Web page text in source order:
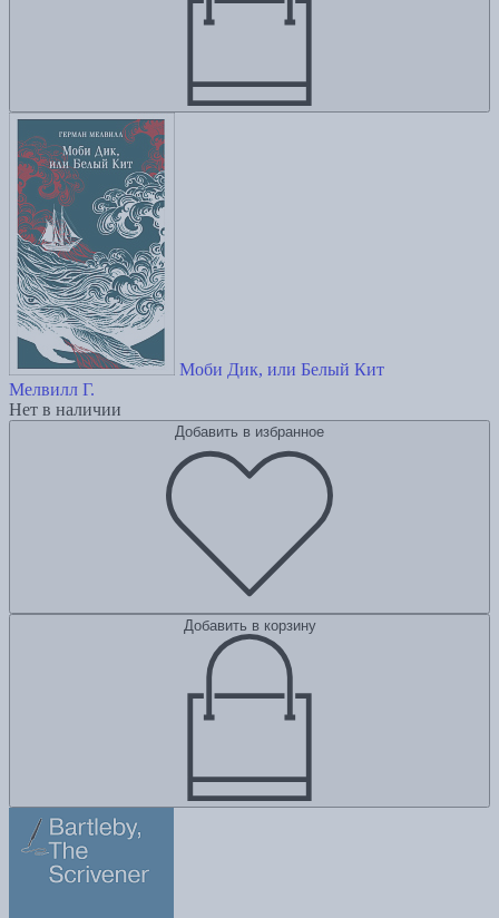
Моби Дик, или Белый Кит
Мелвилл Г.
Нет в наличии
Добавить в избранное
Добавить в корзину